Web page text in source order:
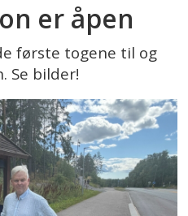
er åpen
første togene til og
Se bilder!